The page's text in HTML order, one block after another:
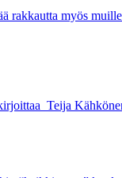
rakkautta myös
Teija